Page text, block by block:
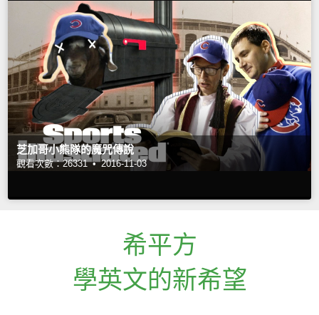
芝加哥小熊隊的魔咒傳說
觀看次數：26331 • 2016-11-03
希平方
學英文的新希望